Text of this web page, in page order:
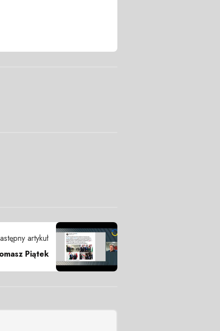
artykuł
Piątek